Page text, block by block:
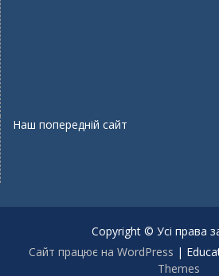
Наш попередній сайт
Copyright © Усі права
Сайт працює на WordPress |
Themes